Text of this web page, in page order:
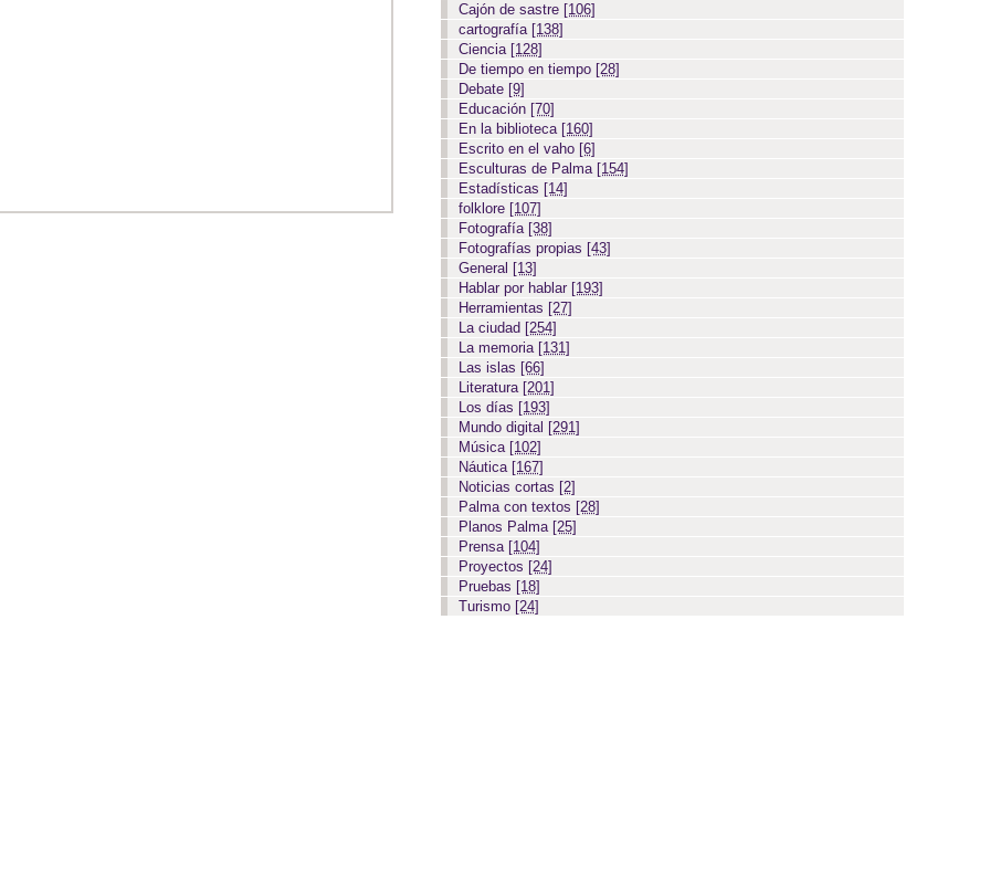
Cajón de sastre [106]
cartografía [138]
Ciencia [128]
De tiempo en tiempo [28]
Debate [9]
Educación [70]
En la biblioteca [160]
Escrito en el vaho [6]
Esculturas de Palma [154]
Estadísticas [14]
folklore [107]
Fotografía [38]
Fotografías propias [43]
General [13]
Hablar por hablar [193]
Herramientas [27]
La ciudad [254]
La memoria [131]
Las islas [66]
Literatura [201]
Los días [193]
Mundo digital [291]
Música [102]
Náutica [167]
Noticias cortas [2]
Palma con textos [28]
Planos Palma [25]
Prensa [104]
Proyectos [24]
Pruebas [18]
Turismo [24]